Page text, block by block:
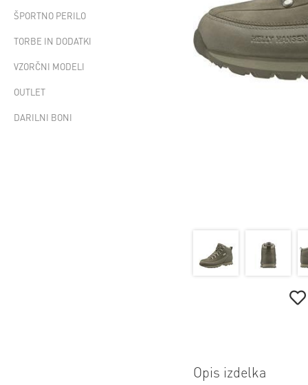
ŠPORTNO PERILO
TORBE IN DODATKI
VZORČNI MODELI
OUTLET
DARILNI BONI
Opis izdelka